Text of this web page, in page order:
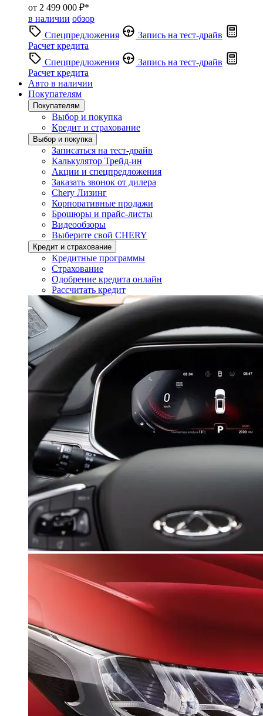
от 2 499 000 ₽*
в наличии обзор
Спецпредложения
Запись на тест-драйв
Расчет кредита
Спецпредложения
Запись на тест-драйв
Расчет кредита
Авто в наличии
Покупателям
Покупателям
Выбор и покупка
Кредит и страхование
Выбор и покупка
Записаться на тест-драйв
Калькулятор Трейд-ин
Акции и спецпредложения
Заказать звонок от дилера
Chery Лизинг
Корпоративные продажи
Брошюры и прайс-листы
Видеообзоры
Выберите свой CHERY
Кредит и страхование
Кредитные программы
Страхование
Одобрение кредита онлайн
Рассчитать кредит